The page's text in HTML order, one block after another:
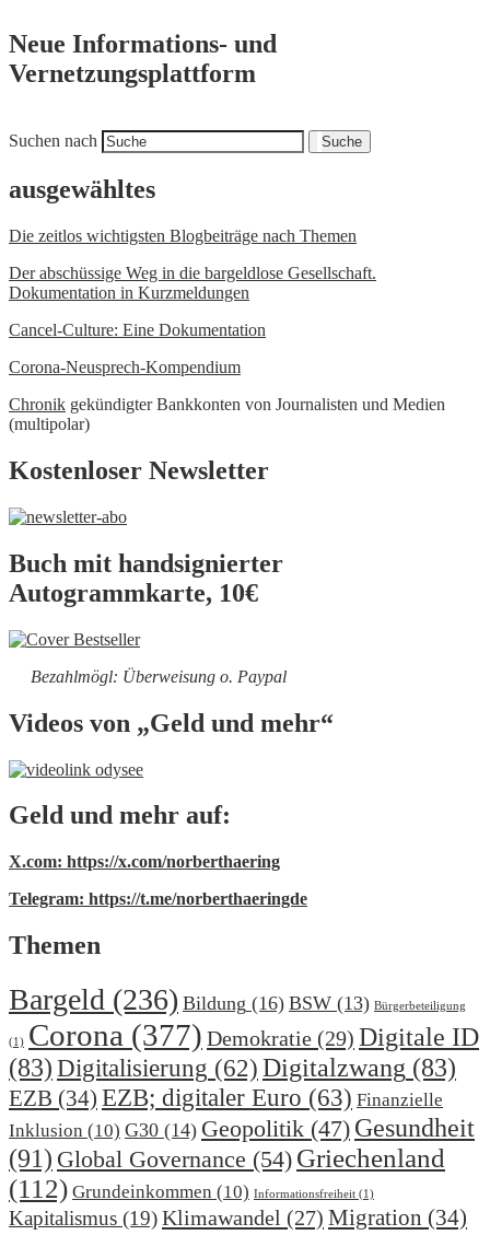
Neue Informations- und
Vernetzungsplattform
Suchen nach Suche
ausgewähltes
Die zeitlos wichtigsten Blogbeiträge nach Themen
Der abschüssige Weg in die bargeldlose Gesellschaft.
Dokumentation in Kurzmeldungen
Cancel-Culture: Eine Dokumentation
Corona-Neusprech-Kompendium
Chronik gekündigter Bankkonten von Journalisten und Medien
(multipolar)
Kostenloser Newsletter
Buch mit handsignierter
Autogrammkarte, 10€
Bezahlmögl: Überweisung o. Paypal
Videos von „Geld und mehr“
Geld und mehr auf:
X.com: https://x.com/norberthaering
Telegram: https://t.me/norberthaeringde
Themen
Bargeld (236) Bildung (16) BSW (13) Bürgerbeteiligung
(1) Corona (377) Demokratie (29) Digitale ID
(83) Digitalisierung (62) Digitalzwang (83)
EZB (34) EZB; digitaler Euro (63) Finanzielle
Inklusion (10) G30 (14) Geopolitik (47) Gesundheit
(91) Global Governance (54) Griechenland
(112) Grundeinkommen (10) Informationsfreiheit (1)
Kapitalismus (19)Klimawandel (27) Migration (34)